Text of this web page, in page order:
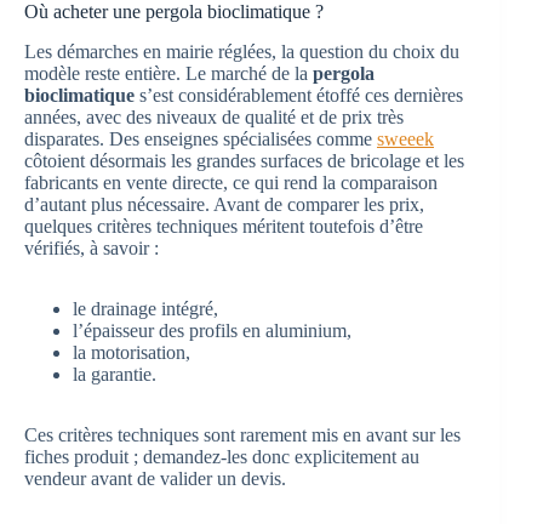
Où acheter une pergola bioclimatique ?
Les démarches en mairie réglées, la question du choix du
modèle reste entière. Le marché de la pergola
bioclimatique s’est considérablement étoffé ces dernières
années, avec des niveaux de qualité et de prix très
disparates. Des enseignes spécialisées comme sweeek
côtoient désormais les grandes surfaces de bricolage et les
fabricants en vente directe, ce qui rend la comparaison
d’autant plus nécessaire. Avant de comparer les prix,
quelques critères techniques méritent toutefois d’être
vérifiés, à savoir :
le drainage intégré,
l’épaisseur des profils en aluminium,
la motorisation,
la garantie.
Ces critères techniques sont rarement mis en avant sur les
fiches produit ; demandez-les donc explicitement au
vendeur avant de valider un devis.